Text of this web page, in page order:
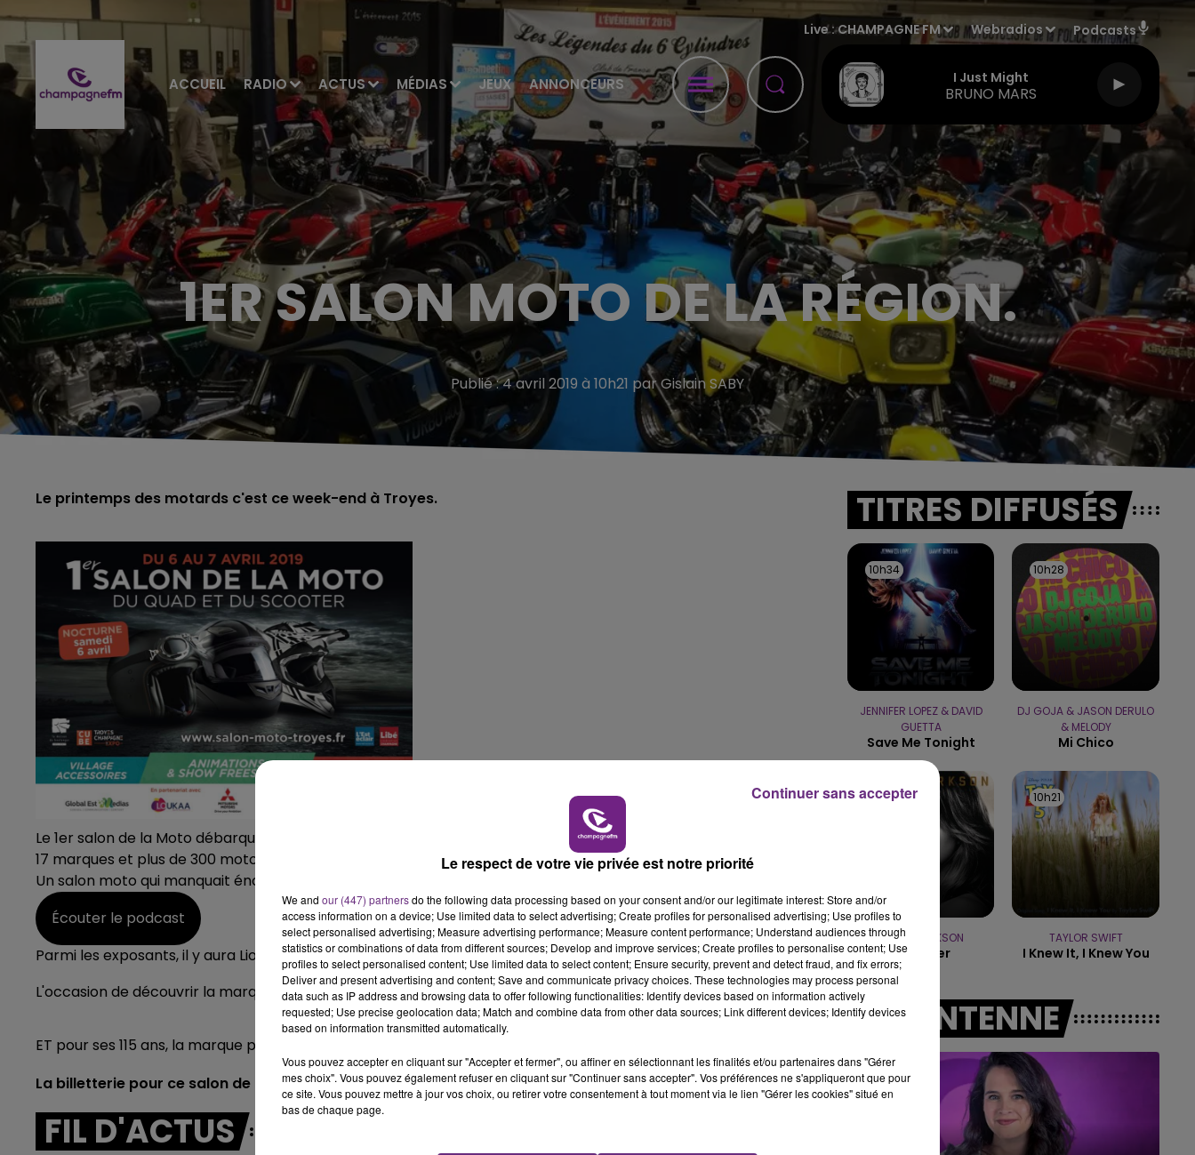
ACCUEIL RADIO ACTUS MÉDIAS JEUX ANNONCEURS
Live :CHAMPAGNE FM Webradios Podcasts
I Just Might
BRUNO MARS
BEST OF
11h00 - 16h00
LE WEEK-END CHAMPAGNE FM
16h00 - 20h00
LE WEEK-END CHAMPAGNE FM
1ER SALON MOTO DE LA RÉGION.
Publié : 4 avril 2019 à 10h21 par Gislain SABY
Le printemps des motards c'est ce week-end à Troyes.
Le 1er salon de la Moto débarque à Troyes au Cube ce samedi 6 et dimanche 7 avril.
17 marques et plus de 300 motos neuves seront exposées. C'est un évènement de nos confrères de l'Est éclair.
Un salon moto qui manquait énormément dans la région selon Fabrice Leclerc, l'un des organisateurs.
Écouter le podcast
Parmi les exposants, il y aura Lionel Derisson le directeur d'Harley-Davidson Troyes situé à Saint-Germain.
L'occasion de découvrir la marque de moto préférée de Johnny Halliday.
Écouter le podcast
ET pour ses 115 ans, la marque présentera sa toute première moto électrique.
La billetterie pour ce salon de la moto est ouverte surmaisonduboulanger.com
FIL D'ACTUS
TITRES DIFFUSÉS
10h34
10h34
JENNIFER LOPEZ & DAVID
GUETTA
Save Me Tonight
10h28
10h28
DJ GOJA & JASON DERULO
& MELODY
Mi Chico
10h24
10h24
KELLY CLARKSON
Stronger
10h21
10h21
TAYLOR SWIFT
I Knew It, I Knew You
A L'ANTENNE
Le respect de votre vie privée est notre priorité
We and our (447) partnersdo the following data processing based on your consent and/or our legitimate interest: Store and/or
access information on a device; Use limited data to select advertising; Create profiles for personalised advertising; Use profiles to
select personalised advertising; Measure advertising performance; Measure content performance; Understand audiences through
statistics or combinations of data from different sources; Develop and improve services; Create profiles to personalise content; Use
profiles to select personalised content; Use limited data to select content; Ensure security, prevent and detect fraud, and fix errors;
Deliver and present advertising and content; Save and communicate privacy choices. These technologies may process personal
data such as IP address and browsing data to offer following functionalities: Identify devices based on information actively
requested; Use precise geolocation data; Match and combine data from other data sources; Link different devices; Identify devices
based on information transmitted automatically.
Vous pouvez accepter en cliquant sur "Accepter et fermer", ou affiner en sélectionnant les finalités et/ou partenaires dans "Gérer
mes choix". Vous pouvez également refuser en cliquant sur "Continuer sans accepter". Vos préférences ne s'appliqueront que pour
ce site. Vous pouvez mettre à jour vos choix, ou retirer votre consentement à tout moment via le lien "Gérer les cookies" situé en
bas de chaque page.
Continuer sans accepter